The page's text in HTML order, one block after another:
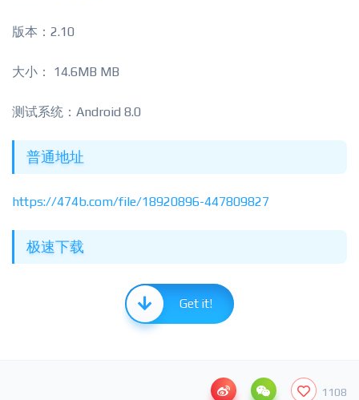
版本：2.10
大小： 14.6MB MB
测试系统：Android 8.0
普通地址
https://474b.com/file/18920896-447809827
极速下载
Get it!
1108